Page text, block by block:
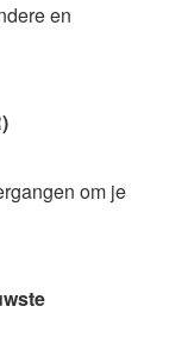
en
om je